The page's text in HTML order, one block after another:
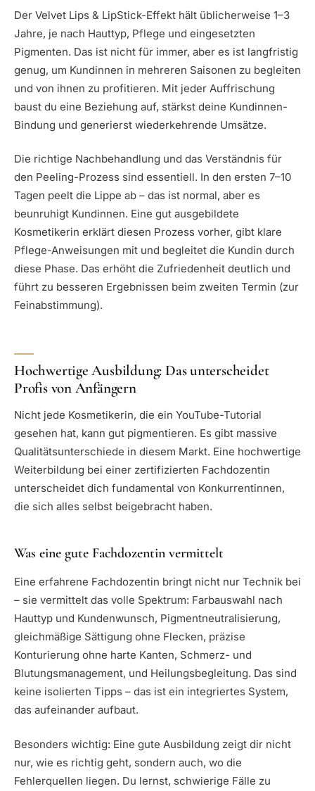
Der Velvet Lips & LipStick-Effekt hält üblicherweise 1–3
Jahre, je nach Hauttyp, Pflege und eingesetzten
Pigmenten. Das ist nicht für immer, aber es ist langfristig
genug, um Kundinnen in mehreren Saisonen zu begleiten
und von ihnen zu profitieren. Mit jeder Auffrischung
baust du eine Beziehung auf, stärkst deine Kundinnen-
Bindung und generierst wiederkehrende Umsätze.
Die richtige Nachbehandlung und das Verständnis für
den Peeling-Prozess sind essentiell. In den ersten 7–10
Tagen peelt die Lippe ab – das ist normal, aber es
beunruhigt Kundinnen. Eine gut ausgebildete
Kosmetikerin erklärt diesen Prozess vorher, gibt klare
Pflege-Anweisungen mit und begleitet die Kundin durch
diese Phase. Das erhöht die Zufriedenheit deutlich und
führt zu besseren Ergebnissen beim zweiten Termin (zur
Feinabstimmung).
Hoch­wertige Ausbildung: Das unterscheidet
Profis von Anfängern
Nicht jede Kosmetikerin, die ein YouTube-Tutorial
gesehen hat, kann gut pigmentieren. Es gibt massive
Qualitätsunterschiede in diesem Markt. Eine hochwertige
Weiterbildung bei einer zertifizierten Fachdozentin
unterscheidet dich fundamental von Konkurrentinnen,
die sich alles selbst beigebracht haben.
Was eine gute Fachdozentin vermittelt
Eine erfahrene Fachdozentin bringt nicht nur Technik bei
– sie vermittelt das volle Spektrum: Farbauswahl nach
Hauttyp und Kundenwunsch, Pigmentneutralisierung,
gleichmäßige Sättigung ohne Flecken, präzise
Konturierung ohne harte Kanten, Schmerz- und
Blutungsmanagement, und Heilungsbegleitung. Das sind
keine isolierten Tipps – das ist ein integriertes System,
das aufeinander aufbaut.
Besonders wichtig: Eine gute Ausbildung zeigt dir nicht
nur, wie es richtig geht, sondern auch, wo die
Fehlerquellen liegen. Du lernst, schwierige Fälle zu